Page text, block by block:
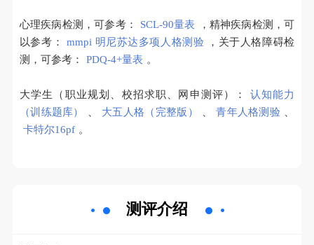
心理疾病检测，可参考： SCL-90量表
，精神疾病检测，可
以参考：
mmpi 明尼苏达多项人格测验
，关于人格障碍检
测，可参考：
PDQ-4+量表 。
大学生（职业规划、校招求职、网申测评）：
认知能力
（训练题库）
、 大五人格（完整版） 、 青年人格测验 、
卡特尔16pf 。
测评介绍